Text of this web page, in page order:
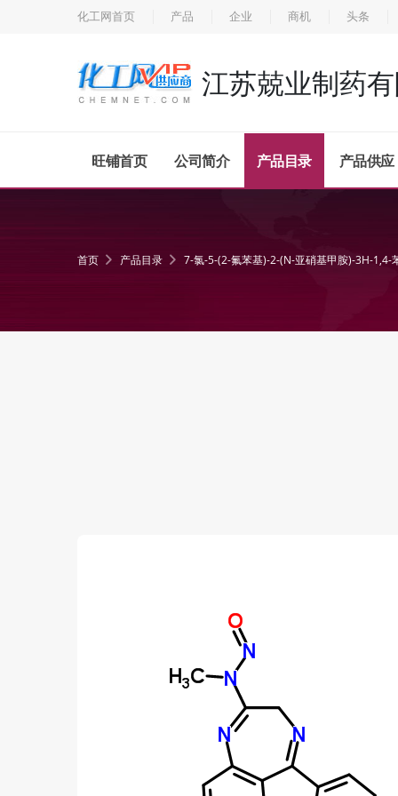
化工网首页 产品 企业 商机 头条
江苏兢业制药
旺铺首页 公司简介 产品目录 产品供应
首页 产品目录 7-氯-5-(2-氟苯基)-2-(N-亚硝基甲胺)-3H-1,4-